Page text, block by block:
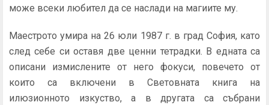
може всеки любител да се наслади на магиите му.
Маестрото умира на 26 юли 1987 г. в град София, като
след себе си оставя две ценни тетрадки. В едната са
описани измислените от него фокуси, повечето от
които са включени в Световната книга на
илюзионното изкуство, а в другата са събрани